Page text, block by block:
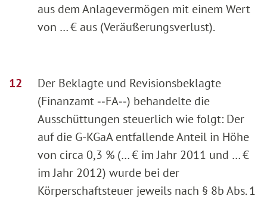
aus dem Anlagevermögen mit einem Wert
von … € aus (Veräußerungsverlust).
Der Beklagte und Revisionsbeklagte
(Finanzamt ‑‑FA‑‑) behandelte die
Ausschüttungen steuerlich wie folgt: Der
auf die G-KGaA entfallende Anteil in Höhe
von circa 0,3 % (… € im Jahr 2011 und … €
im Jahr 2012) wurde bei der
Körperschaftsteuer jeweils nach § 8b Abs. 1